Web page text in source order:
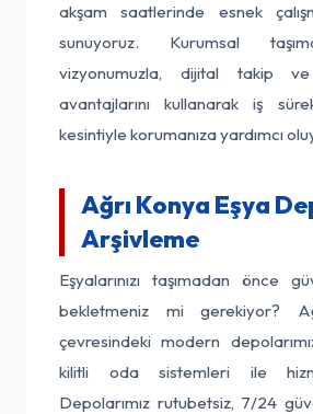
akşam saatlerinde esnek
sunuyoruz. Kurumsal
vizyonumuzla, dijital takip ve
avantajlarını kullanarak iş
kesintiyle korumanıza yardımcı
Ağrı Konya Eşya
Arşivleme
Eşyalarınızı taşımadan önce
bekletmeniz mi gerekiyor?
çevresindeki modern
kilitli oda sistemleri ile
Depolarımız rutubetsiz, 7/24